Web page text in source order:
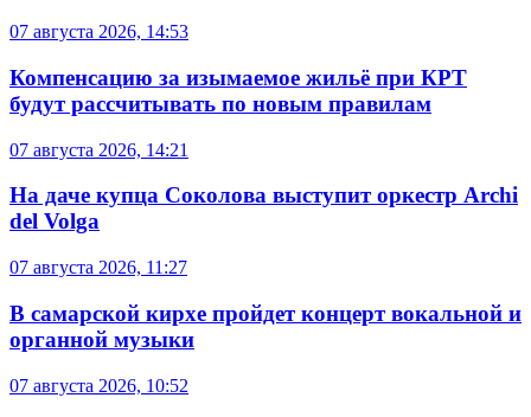
07 августа 2026, 14:53
Компенсацию за изымаемое жильё при КРТ
будут рассчитывать по новым правилам
07 августа 2026, 14:21
На даче купца Соколова выступит оркестр Archi
del Volga
07 августа 2026, 11:27
В самарской кирхе пройдет концерт вокальной и
органной музыки
07 августа 2026, 10:52